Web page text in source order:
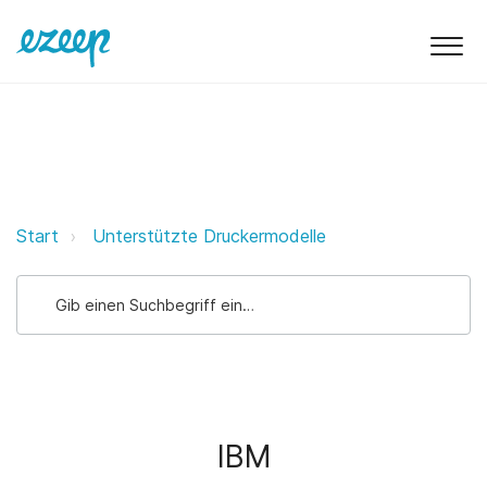
IBM ezeep Support Support
Start Unterstützte Druckermodelle
IBM